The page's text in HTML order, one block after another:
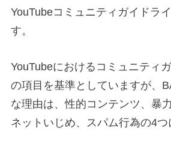
YouTubeコミュニティガイドラ
す。
YouTubeにおけるコミュニティ
の項目を基準としていますが、
な理由は、性的コンテンツ、暴
ネットいじめ、スパム行為の4つ